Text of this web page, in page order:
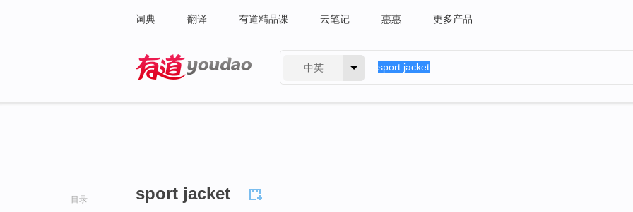
词典 翻译 有道精品课 云笔记 惠惠 更多产品
中英
目录 sport jacket